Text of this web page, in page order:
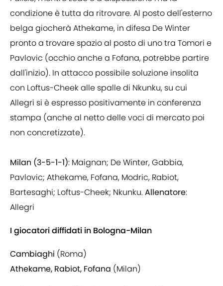
condizione è tutta da ritrovare. Al posto dell'esterno
belga giocherà Athekame, in difesa De Winter
pronto a trovare spazio al posto di uno tra Tomori e
Pavlovic (occhio anche a Fofana, potrebbe partire
dall'inizio). In attacco possibile soluzione insolita
con Loftus-Cheek alle spalle di Nkunku, su cui
Allegri si è espresso positivamente in conferenza
stampa (anche al netto delle voci di mercato poi
non concretizzate).
Milan (3-5-1-1): Maignan; De Winter, Gabbia,
Pavlovic; Athekame, Fofana, Modric, Rabiot,
Bartesaghi; Loftus-Cheek; Nkunku.Allenatore:
Allegri
I giocatori diffidati in Bologna-Milan
Cambiaghi (Roma)
Athekame, Rabiot, Fofana (Milan)